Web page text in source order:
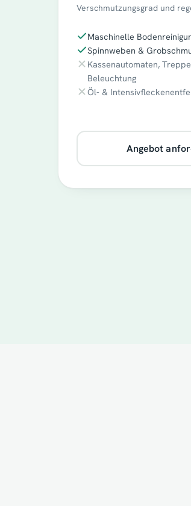
Verschmutzungsgrad und
Maschinelle
Spinnweben &
Kassenautomaten,
Beleuchtung
Öl- &
Angebot